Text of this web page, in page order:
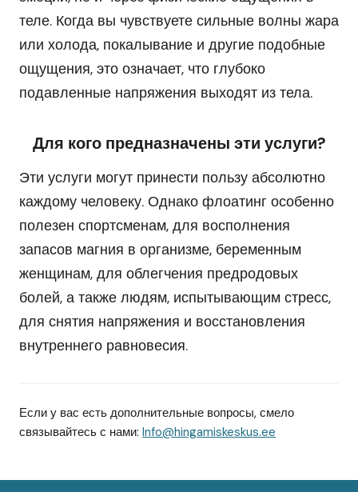
теле. Когда вы чувствуете сильные волны жара
или холода, покалывание и другие подобные
ощущения, это означает, что глубоко
подавленные напряжения выходят из тела.
Для кого предназначены эти услуги?
Эти услуги могут принести пользу абсолютно
каждому человеку. Однако флоатинг особенно
полезен спортсменам, для восполнения
запасов магния в организме, беременным
женщинам, для облегчения предродовых
болей, а также людям, испытывающим стресс,
для снятия напряжения и восстановления
внутреннего равновесия.
Если у вас есть дополнительные вопросы, смело
связывайтесь с нами: Info@hingamiskeskus.ee